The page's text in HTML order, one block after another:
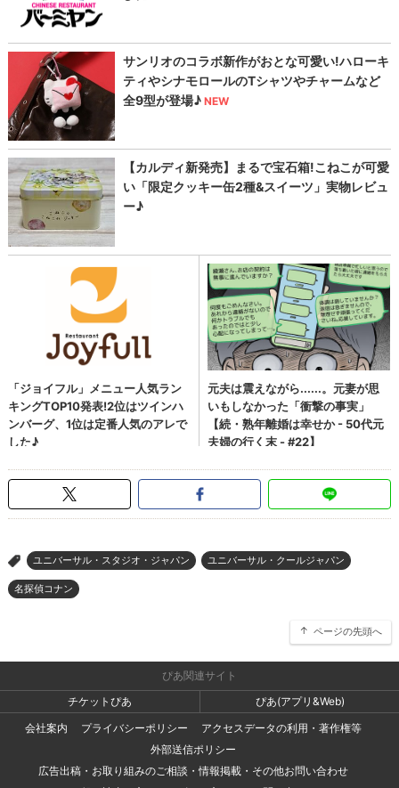
> ユニバーサル・スタジオ・ジャパン ユニバーサル・クールジャパン
名探偵コナン
ページの先頭へ
ぴあ関連サイト
チケットぴあ
ぴあ(アプリ&Web)
会社案内
プライバシーポリシー
アクセスデータの利用・著作権等
外部送信ポリシー
広告出稿・お取り組みのご相談・情報掲載・その他お問い合わせ